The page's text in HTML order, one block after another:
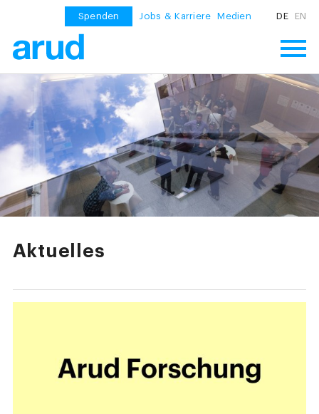
Spenden Jobs & Karriere Medien DE EN
Aktuelles